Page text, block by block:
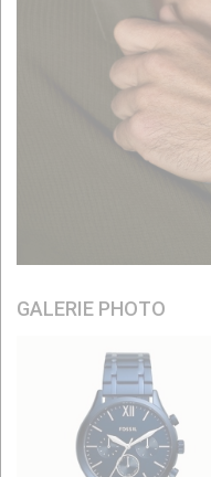
GALERIE PHOTO